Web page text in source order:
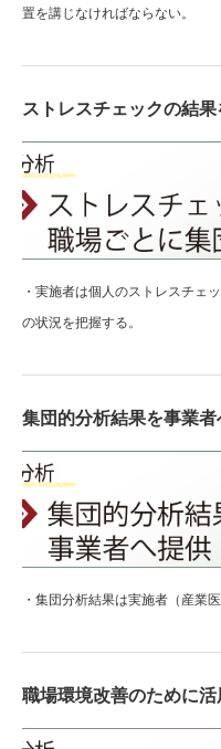
置を講じなければならない。
ストレスチェックの結
・実施者は個人のストレスチェ
の状況を把握する。
集団的分析結果を事業者
・集団分析結果は実施者（産業
職場環境改善のために活